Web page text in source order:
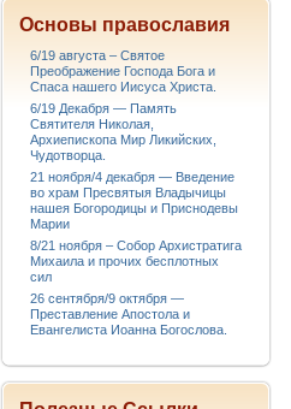
Основы православия
6/19 августа – Святое
Преображение Господа Бога и
Спаса нашего Иисуса Христа.
6/19 Декабря — Память
Святителя Николая,
Архиепископа Мир Ликийских,
Чудотворца.
21 ноября/4 декабря — Введение
во храм Пресвятыя Владычицы
нашея Богородицы и Приснодевы
Марии
8/21 ноября – Собор Архистратига
Михаила и прочих бесплотных
сил
26 сентября/9 октября —
Преставление Апостола и
Евангелиста Иоанна Богослова.